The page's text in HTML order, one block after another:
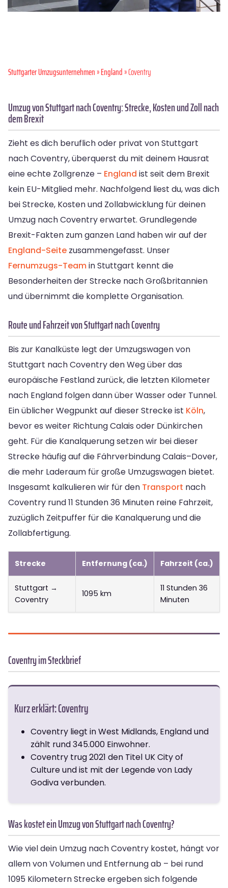
Stuttgarter Umzugsunternehmen»England» Coventry
Umzug von Stuttgart nach Coventry: Strecke, Kosten und Zoll nach
dem Brexit
Zieht es dich beruflich oder privat von Stuttgart
nach Coventry, überquerst du mit deinem Hausrat
eine echte Zollgrenze – England ist seit dem Brexit
kein EU-Mitglied mehr. Nachfolgend liest du, was dich
bei Strecke, Kosten und Zollabwicklung für deinen
Umzug nach Coventry erwartet. Grundlegende
Brexit-Fakten zum ganzen Land haben wir auf der
England-Seite zusammengefasst. Unser
Fernumzugs-Teamin Stuttgart kennt die
Besonderheiten der Strecke nach Großbritannien
und übernimmt die komplette Organisation.
Route und Fahrzeit von Stuttgart nach Coventry
Bis zur Kanalküste legt der Umzugswagen von
Stuttgart nach Coventry den Weg über das
europäische Festland zurück, die letzten Kilometer
nach England folgen dann über Wasser oder Tunnel.
Ein üblicher Wegpunkt auf dieser Strecke ist Köln,
bevor es weiter Richtung Calais oder Dünkirchen
geht. Für die Kanalquerung setzen wir bei dieser
Strecke häufig auf die Fährverbindung Calais–Dover,
die mehr Laderaum für große Umzugswagen bietet.
Insgesamt kalkulieren wir für den Transport nach
Coventry rund 11 Stunden 36 Minuten reine Fahrzeit,
zuzüglich Zeitpuffer für die Kanalquerung und die
Zollabfertigung.
Strecke Entfernung (ca.) Fahrzeit (ca.)
Stuttgart →
Coventry
1095 km
11 Stunden 36
Minuten
Coventry im Steckbrief
Kurz erklärt: Coventry
Coventry liegt in West Midlands, England und
zählt rund 345.000 Einwohner.
Coventry trug 2021 den Titel UK City of
Culture und ist mit der Legende von Lady
Godiva verbunden.
Was kostet ein Umzug von Stuttgart nach Coventry?
Wie viel dein Umzug nach Coventry kostet, hängt vor
allem von Volumen und Entfernung ab – bei rund
1095 Kilometern Strecke ergeben sich folgende